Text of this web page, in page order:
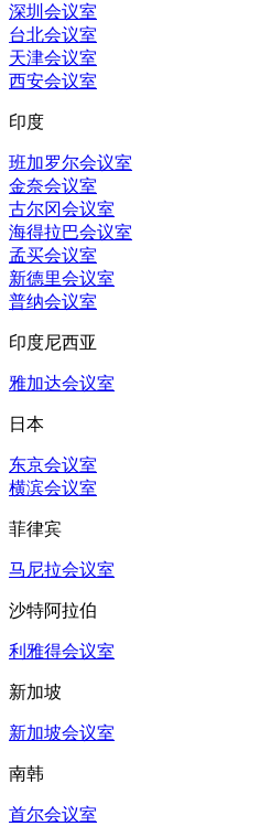
深圳会议室
台北会议室
天津会议室
西安会议室
印度
班加罗尔会议室
金奈会议室
古尔冈会议室
海得拉巴会议室
孟买会议室
新德里会议室
普纳会议室
印度尼西亚
雅加达会议室
日本
东京会议室
横滨会议室
菲律宾
马尼拉会议室
沙特阿拉伯
利雅得会议室
新加坡
新加坡会议室
南韩
首尔会议室